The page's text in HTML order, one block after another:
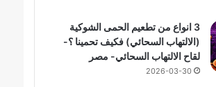
3 انواع من تطعيم الحمى الشوكية
(الالتهاب السحائي) فكيف تحمينا ؟-
لقاح الالتهاب السحائي- مصر
2026-03-30